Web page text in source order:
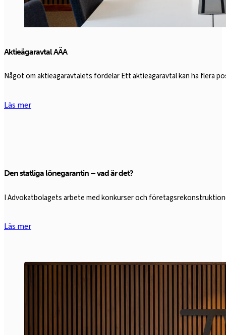
Aktieägaravtal AÄA
Något om aktieägaravtalets fördelar Ett aktieägaravtal kan ha flera
Läs mer
Den statliga lönegarantin – vad är det?
I Advokatbolagets arbete med konkurser och
Läs mer